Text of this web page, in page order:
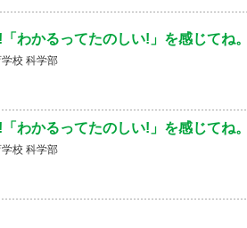
わかるってたのしい!」を感じてね。
校 科学部
わかるってたのしい!」を感じてね。
校 科学部